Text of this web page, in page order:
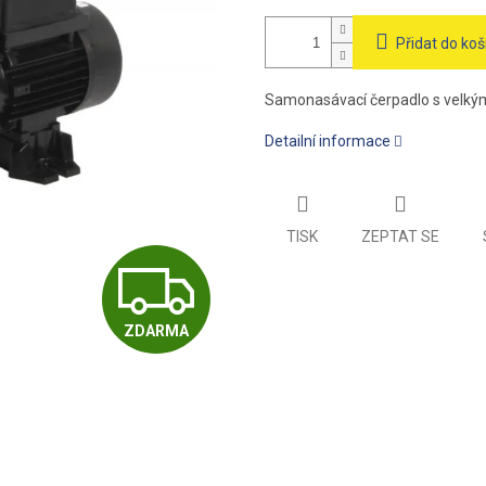
Z
D
ZDARMA
Přidat do
Samonasávací čerpadlo s
Detailní informace
TISK ZEPTAT SE